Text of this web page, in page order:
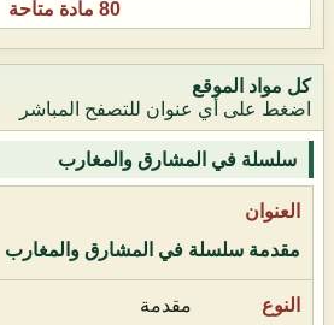
80 مادة متاحة
كل مواد الموقع
اضغط على أي عنوان للتصفح المباشر
سلسلة في المشارق والمغارب
مقدمة سلسلة في المشارق والمغارب
مقدمة